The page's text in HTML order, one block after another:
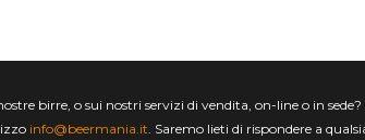
birre, o sui nostri servizi di vendita, on-line o in sede?
info@beermania.it. Saremo lieti di rispondere a